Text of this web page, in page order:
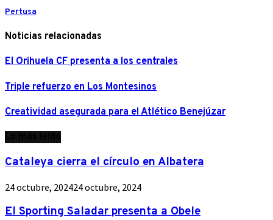
Pertusa
Noticias relacionadas
El Orihuela CF presenta a los centrales
Triple refuerzo en Los Montesinos
Creatividad asegurada para el Atlético Benejúzar
Cataleya cierra el círculo en Albatera
24 octubre, 202424 octubre, 2024
El Sporting Saladar presenta a Obele